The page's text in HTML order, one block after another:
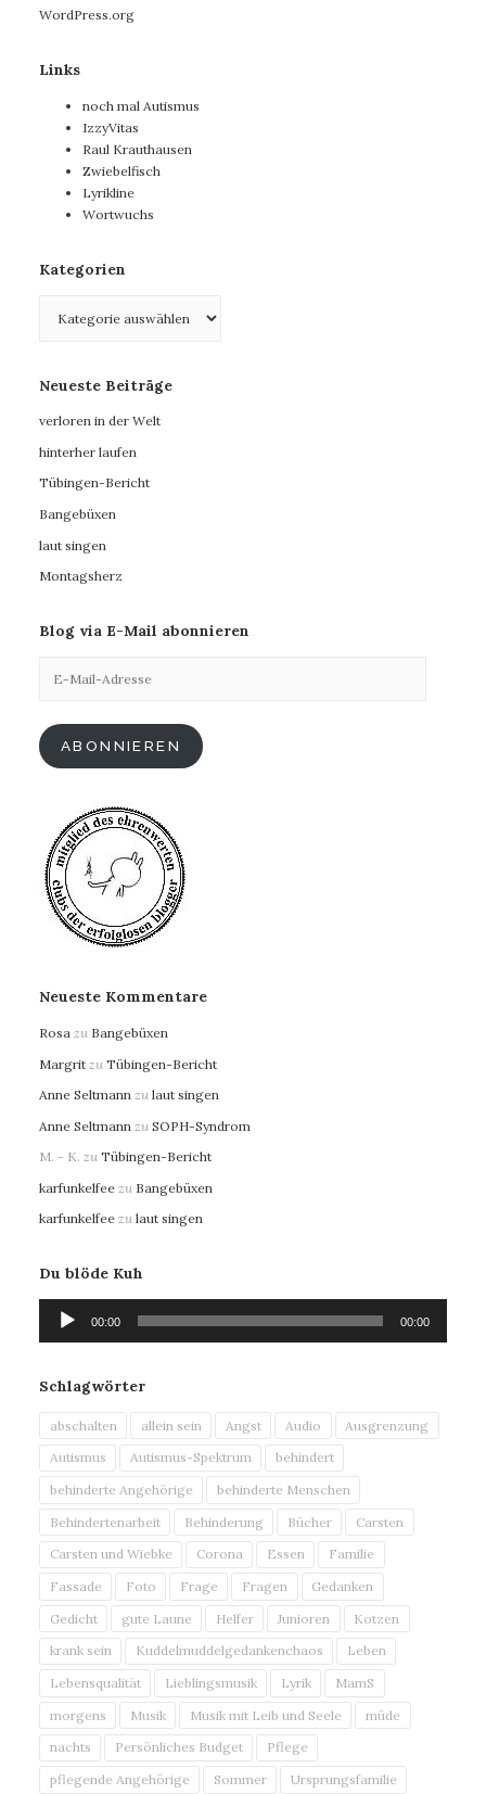
WordPress.org
Links
noch mal Autismus
IzzyVitas
Raul Krauthausen
Zwiebelfisch
Lyrikline
Wortwuchs
Kategorien
Neueste Beiträge
verloren in der Welt
hinterher laufen
Tübingen-Bericht
Bangebüxen
laut singen
Montagsherz
Blog via E-Mail abonnieren
Mail-
ABONNIEREN
Neueste Kommentare
Rosa zu Bangebüxen
Margrit zu Tübingen-Bericht
Anne Seltmann zu laut singen
Anne Seltmann zu SOPH-Syndrom
M. - K. zu Tübingen-Bericht
karfunkelfee zu Bangebüxen
karfunkelfee zu laut singen
Du blöde Kuh
Audio-
Player
00:00 00:00
Schlagwörter
abschalten allein sein Angst Audio
Ausgrenzung
Autismus
Autismus-Spektrum
behindert
behinderte Angehörige
behinderte Menschen
Behindertenarbeit
Behinderung Bücher
Carsten
Carsten und Wiebke
Corona Essen
Familie
Fassade
Foto Frage Fragen
Gedanken
Gedicht
gute Laune Helfer Junioren
Kotzen
krank sein
Kuddelmuddelgedankenchaos
Leben
Lebensqualität
Lieblingsmusik Lyrik
MamS
morgens
Musik Musik mit Leib und Seele
müde
nachts
Persönliches Budget
Pflege
pflegende Angehörige
Sommer Ursprungsfamilie